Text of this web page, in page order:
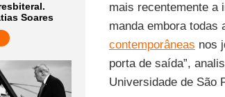
Soares
mais recentemente a
manda embora todas
contemporâneas nos
porta de saída”,
Universidade de São